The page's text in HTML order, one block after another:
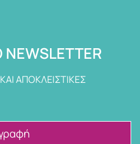
ΑΠΟΚΛΕΙΣΤΙΚΕΣ